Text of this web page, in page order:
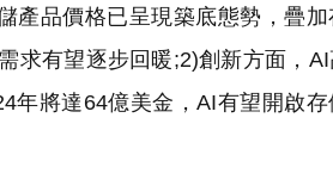
產品價格已呈現築底態勢，疊
求有望逐步回暖;2)創新方面，
年將達64億美金，AI有望開啟